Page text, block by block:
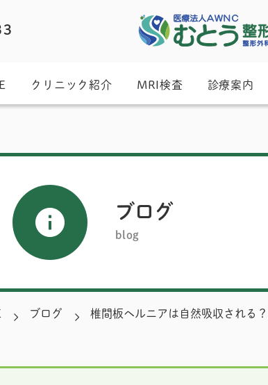
クリニック紹介 MRI検査 診療案内
ブログ
blog
ブログ 椎間板ヘルニアは自然吸収される